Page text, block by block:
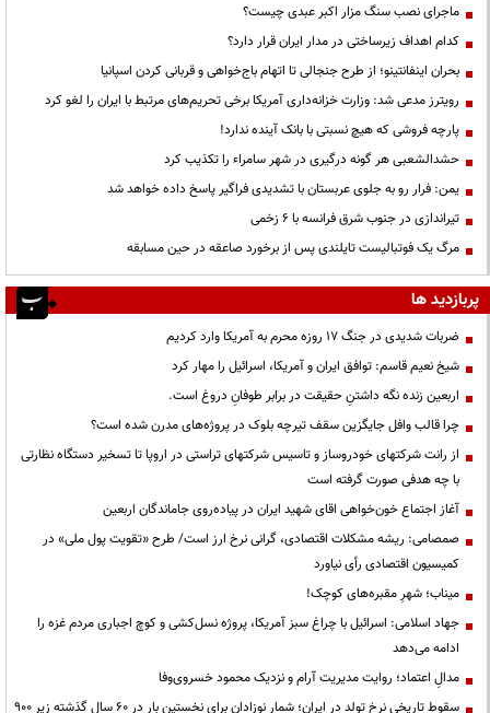
ماجرای نصب سنگ مزار اکبر عبدی چیست؟
کدام اهداف زیرساختی در مدار ایران قرار دارد؟
بحران اینفانتینو؛ از طرح جنجالی تا اتهام باج‌خواهی و قربانی کردن اسپانیا
رویترز مدعی شد: وزارت خزانه‌داری آمریکا برخی تحریم‌های مرتبط با ایران را لغو کرد
پارچه فروشی که هیچ نسبتی با بانک آینده ندارد!
حشدالشعبی هر گونه درگیری در شهر سامراء را تکذیب کرد
یمن: فرار رو به جلوی عربستان با تشدیدی فراگیر پاسخ داده خواهد شد
تیراندازی در جنوب شرق فرانسه با ۶ زخمی
مرگ یک فوتبالیست تایلندی پس از برخورد صاعقه در حین مسابقه
پربازدید ها
ضربات شدیدی در جنگ ۱۷ روزه محرم به آمریکا وارد کردیم
شیخ نعیم قاسم: توافق ایران و آمریکا، اسرائیل را مهار کرد
اربعین زنده نگه داشتنِ حقیقت در برابر طوفانِ دروغ است.
چرا قالب وافل جایگزین سقف تیرچه بلوک در پروژه‌های مدرن شده است؟
از رانت‌ شرکتهای خودروساز و تاسیس شرکتهای تراستی در اروپا تا تسخیر دستگاه نظارتی
با چه هدفی صورت گرفته است
آغاز اجتماع خون‌خواهی اقای شهید ایران در پیاده‌روی جاماندگان اربعین
صمصامی: ریشه مشکلات اقتصادی، گرانی نرخ ارز است/ طرح «تقویت پول ملی» در
کمیسیون اقتصادی رأی نیاورد
میناب؛ شهرِ مقبره‌های کوچک!
جهاد اسلامی: اسرائیل با چراغ سبز آمریکا، پروژه نسل‌کشی و کوچ اجباری مردم غزه را
ادامه می‌دهد
مدالِ اعتماد؛ روایت مدیریت آرام و نزدیک محمود خسروی‌وفا
سقوط تاریخی نرخ تولد در ایران؛ شمار نوزادان برای نخستین بار در ۶۰ سال گذشته زیر ۹۰۰